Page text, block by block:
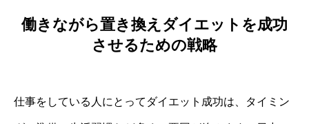
働きながら置き換えダイエットを成功
させるための戦略
仕事をしている人にとってダイエット成功は、タイミン